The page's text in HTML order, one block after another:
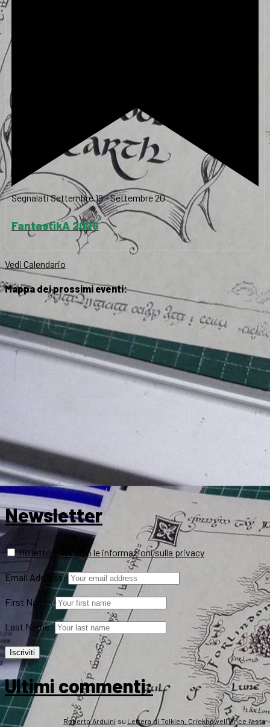
SegnalatiSettembre 19-Settembre 20
FantastikA 2026
Vedi Calendario
Mappa dei prossimi eventi:
Newsletter
Ho letto e accetto le informazioni sulla privacy
Email Address:
First Name:
Last Name:
Ultimi commenti:
Roberto Arduini su Lettera di Tolkien, Crickhowell vince l’asta